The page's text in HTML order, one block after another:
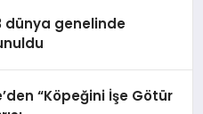
dünya genelinde
“Köpeğini İşe Götür